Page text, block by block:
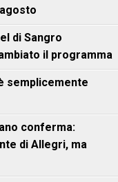
di Sangro
il programma
semplicemente
conferma:
di Allegri, ma